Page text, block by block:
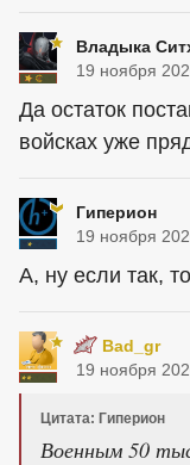
Владыка
19 ноября
Да остаток
войсках уже
Гиперион
19 ноября
А, ну если так,
Bad_gr
19 ноября
Цитата: Гиперион
Военным 50